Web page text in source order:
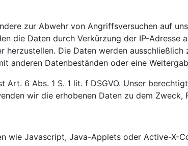
zur Abwehr von Angriffsversuchen auf
die Daten durch Verkürzung der IP-Adresse
herzustellen. Die Daten werden
anderen Datenbeständen oder eine
6 Abs. 1 S. 1 lit. f DSGVO. Unser
wir die erhobenen Daten zu dem Zweck,
wie Javascript, Java-Applets oder Active-X-